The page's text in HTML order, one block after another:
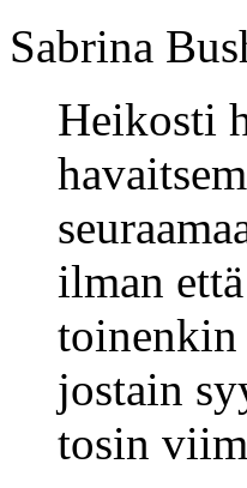
Sabrina
Heikosti
ilman
toinenkin
jostain
tosin